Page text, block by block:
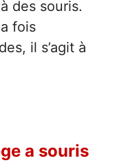
des souris.
fois
il s’agit à
a souris